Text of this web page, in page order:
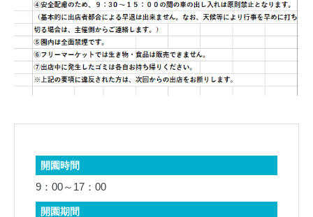
開園時間
9：00～17：00
開園期間